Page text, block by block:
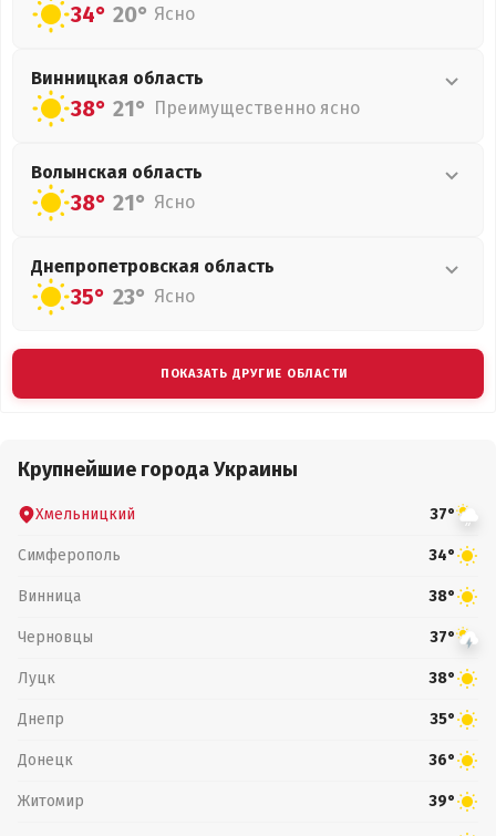
34° 20° Ясно
Винницкая область
38° 21° Преимущественно ясно
Волынская область
38° 21° Ясно
Днепропетровская область
35° 23° Ясно
ПОКАЗАТЬ ДРУГИЕ ОБЛАСТИ
Крупнейшие города Украины
Хмельницкий 37°
Симферополь 34°
Винница 38°
Черновцы 37°
Луцк 38°
Днепр 35°
Донецк 36°
Житомир 39°